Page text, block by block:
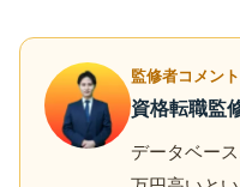
監修者コメント
資格転職監
データベー